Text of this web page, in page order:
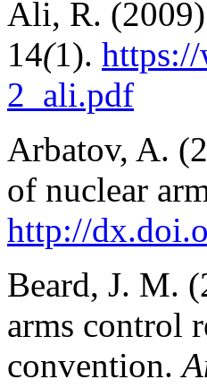
Ali, R.
14(1).
2_ali.pdf
Arbatov, A.
of nuclear
http://
Beard, J. M.
arms control
convention.